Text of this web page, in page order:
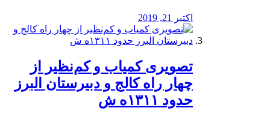
اکتبر 21, 2019
️تصویری کمیاب و کم‌نظیر از
چهار راه كالج و دبيرستان البرز
حدود ۱۳۱۱ه ش